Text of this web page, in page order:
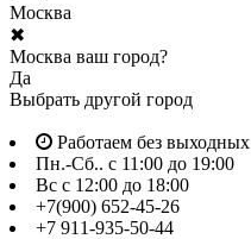
Москва
✖
Москва ваш город?
Да
Выбрать другой город
Работаем без выходных
Пн.-Сб.. с 11:00 до 19:00
Вс с 12:00 до 18:00
+7(900) 652-45-26
+7 911-935-50-44